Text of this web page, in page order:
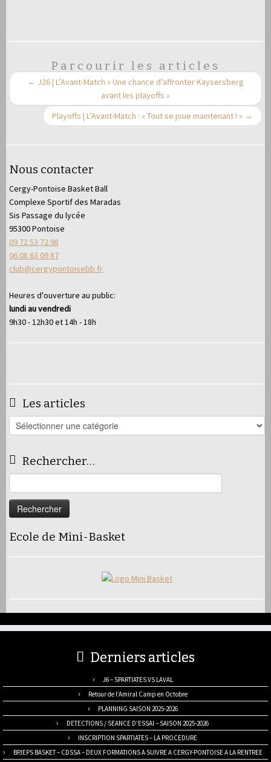
Parcourir les articles
← J26 | L’Avant-Match « Une chance d’affronter Kaysersberg
avant les playoffs »
Playoffs | L’Avant-Match : « Tout se joue maintenant ! » →
Nous contacter
Cergy-Pontoise Basket Ball
Complexe Sportif des Maradas
Sis Passage du lycée
95300 Pontoise
09 72 53 72 98
06 08 63 09 87
club@cergypontoisebb.fr
Heures d'ouverture au public:
lundi au vendredi
9h30 - 12h30 et 14h - 18h
Les articles
Les
articles
Rechercher…
Ecole de Mini-Basket
Derniers articles
J6 – SPARTIATES VS LAVAL
Retour de l’Amiral Camp en Octobre
PLANNING SAISON 2025-2026
DETECTIONS / SEANCE D’ESSAI – SAISON 2025-2026
INSCRIPTION SPARTIATES – LA PROCEDURE
BPJEPS BASKET – CDSSA – DEUX FORMATIONS A SUIVRE A CERGY-PONTOISE A LA RENTREE